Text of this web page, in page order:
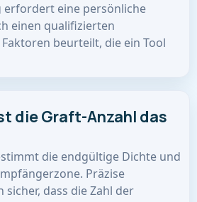
eine persönliche
einen qualifizierten
beurteilt, die ein Tool
die Graft-Anzahl das
die endgültige Dichte und
Präzise
sicher, dass die Zahl der